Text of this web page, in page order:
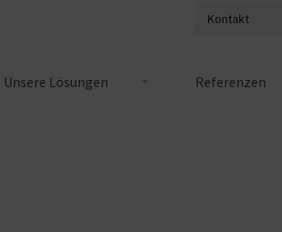
Kontakt
Unsere Lösungen Referenzen